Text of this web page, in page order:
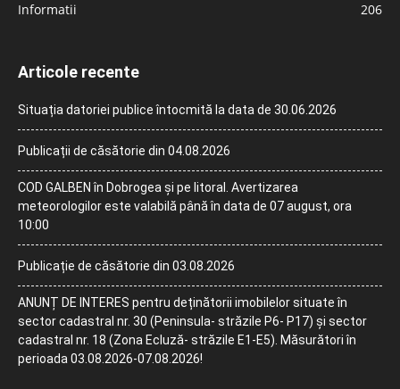
Informatii
206
Articole recente
Situația datoriei publice întocmită la data de 30.06.2026
Publicații de căsătorie din 04.08.2026
COD GALBEN în Dobrogea și pe litoral. Avertizarea
meteorologilor este valabilă până în data de 07 august, ora
10:00
Publicație de căsătorie din 03.08.2026
ANUNȚ DE INTERES pentru deținătorii imobilelor situate în
sector cadastral nr. 30 (Peninsula- străzile P6- P17) și sector
cadastral nr. 18 (Zona Ecluză- străzile E1-E5). Măsurători în
perioada 03.08.2026-07.08.2026!